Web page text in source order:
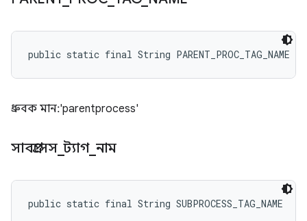
public static final String PARENT_PROC_TAG_NAME
ধ্রুবক মান: 'parentprocess'
সাবপ্রসেস_ট্যাগ_ নাম
public static final String SUBPROCESS_TAG_NAME